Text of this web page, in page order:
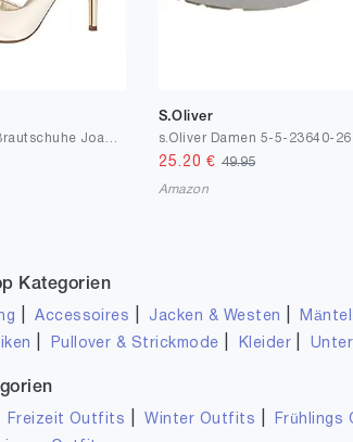
S.Oliver
25.20 € 49.95
Amazon
Kategorien
|Accessoires Jacken & Westen Mäntel
Pullover & Strickmode Kleider
Freizeit Outfits |Winter Outfits Frühlings